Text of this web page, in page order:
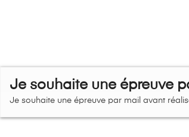
Je souhaite une épreuve
Je souhaite une épreuve par mail avant